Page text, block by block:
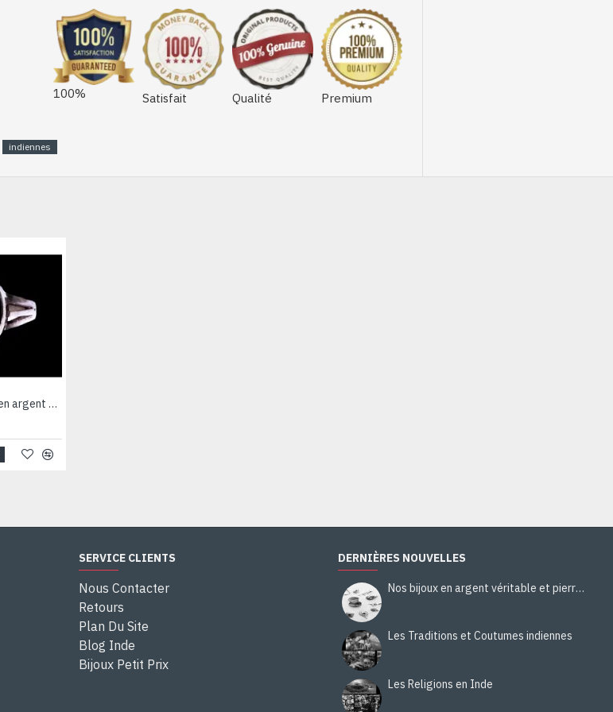
100% Satisfait Qualité Premium
indiennes
Bague indienne en argent et Labradorite - Bijoux indiens
SERVICE CLIENTS
Nous Contacter
Retours
Plan Du Site
Blog Inde
Bijoux Petit Prix
DERNIÈRES NOUVELLES
Nos bijoux en argent véritable et pierres naturelles
Les Traditions et Coutumes indiennes
Les Religions en Inde